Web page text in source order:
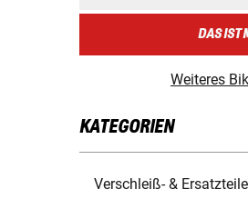
DAS IST
Weiteres
KATEGORIEN
Verschleiß- &